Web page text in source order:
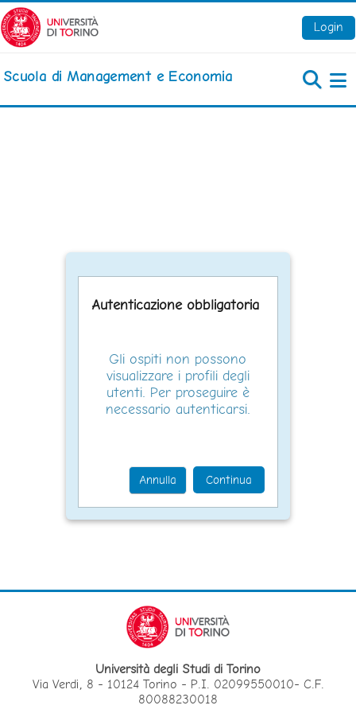
Vai al contenuto principale
Login
Scuola di Management e Economia
Autenticazione obbligatoria
Gli ospiti non possono
visualizzare i profili degli
utenti. Per proseguire è
necessario autenticarsi.
Annulla Continua
Università degli Studi di Torino
Via Verdi, 8 - 10124 Torino - P.I. 02099550010- C.F.
80088230018